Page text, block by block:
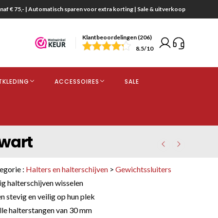
€ 75,- | Automatisch sparen voor extra korting | Sale & uitverkoop
Klantbeoordelingen (206)
8.5/10
ACCESSOIRES SALE
: Halters en halterschijven >Gewichtssluiters
halterschijven wisselen
stevig en veilig op hun plek
halterstangen van 30 mm